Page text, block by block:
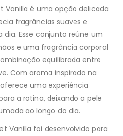
Vanilla é uma opção delicada
fragrâncias suaves e
dia. Esse conjunto reúne um
e uma fragrância corporal
equilibrada entre
Com aroma inspirado na
uma experiência
a rotina, deixando a pele
ao longo do dia.
Vanilla foi desenvolvido para